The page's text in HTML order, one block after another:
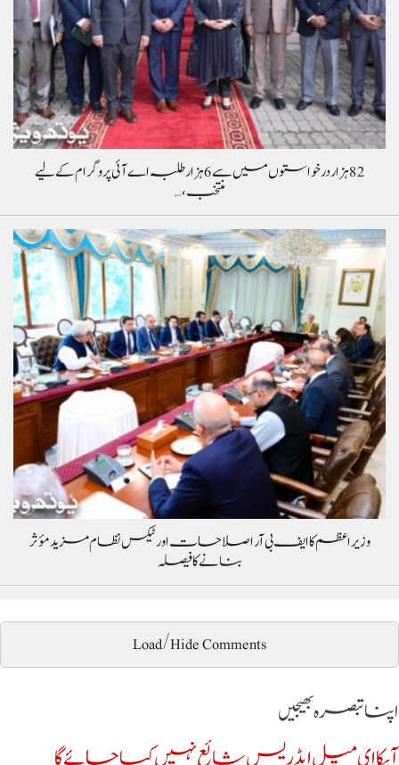
82 ہزار درخواستوں میں سے 6 ہزار طلبہ اے آئی پروگرام کے لیے
منتخب،…
وزیراعظم کا ایف بی آر اصلاحات اور ٹیکس نظام مزید مؤثر
بنانے کا فیصلہ
Load/Hide Comments
اپنا تبصرہ بھیجیں